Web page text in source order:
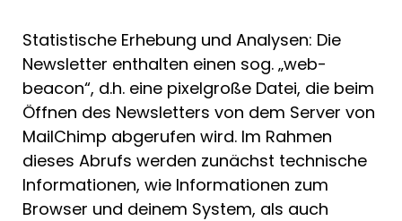
Statistische Erhebung und Analysen: Die
Newsletter enthalten einen sog. „web-
beacon“, d.h. eine pixelgroße Datei, die beim
Öffnen des Newsletters von dem Server von
MailChimp abgerufen wird. Im Rahmen
dieses Abrufs werden zunächst technische
Informationen, wie Informationen zum
Browser und deinem System, als auch